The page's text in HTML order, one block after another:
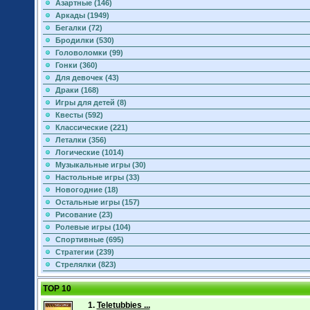
Азартные (146)
Аркады (1949)
Бегалки (72)
Бродилки (530)
Головоломки (99)
Гонки (360)
Для девочек (43)
Драки (168)
Игры для детей (8)
Квесты (592)
Классические (221)
Леталки (356)
Логические (1014)
Музыкальные игры (30)
Настольные игры (33)
Новогодние (18)
Остальные игры (157)
Рисование (23)
Ролевые игры (104)
Спортивные (695)
Стратегии (239)
Стрелялки (823)
TOP 10
1. Teletubbies ...